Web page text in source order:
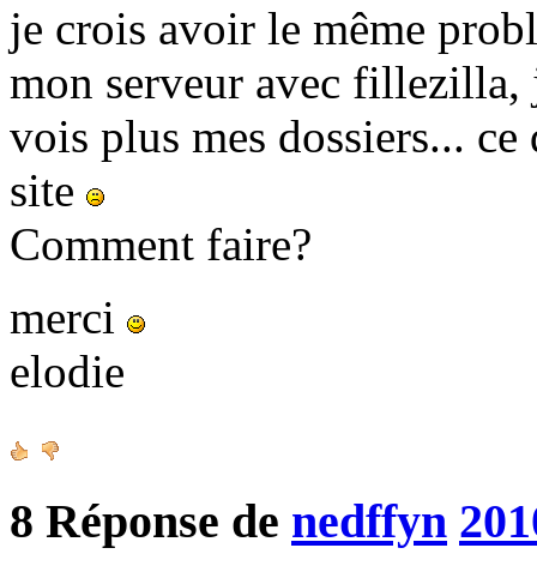
je crois avoir le même
mon serveur avec fillezilla,
vois plus mes dossiers...
site
Comment faire?
merci
elodie
8 Réponse de nedffyn